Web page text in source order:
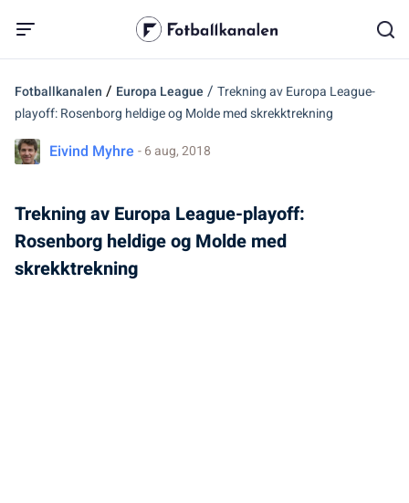
Fotballkanalen / Europa League / Trekning av Europa League-
playoff: Rosenborg heldige og Molde med skrekktrekning
Eivind Myhre - 6 aug, 2018
Trekning av Europa League-playoff:
Rosenborg heldige og Molde med
skrekktrekning